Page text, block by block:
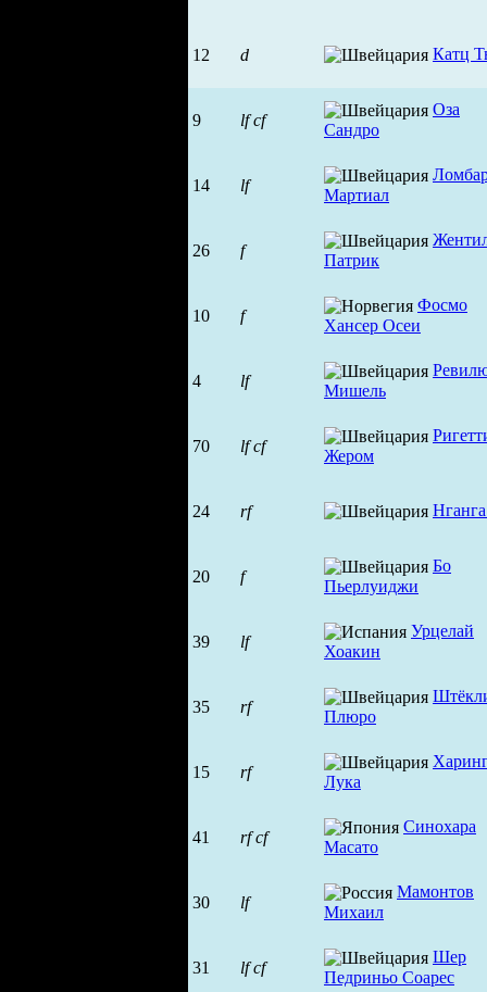
12 d Катц
9 lf cf
Оза
Сандро
14 lf
Мартиал
26 f
Патрик
10 f
Фосмо
Хансер Осеи
4 lf
Мишель
70 lf cf
Жером
24 rf
20 f
Бо
Пьерлуиджи
39 lf
Урцелай
Хоакин
35 rf
Плюро
15 rf
Лука
41 rf cf
Синохара
Масато
30 lf
Мамонтов
Михаил
31 lf cf
Шер
Педриньо Соарес